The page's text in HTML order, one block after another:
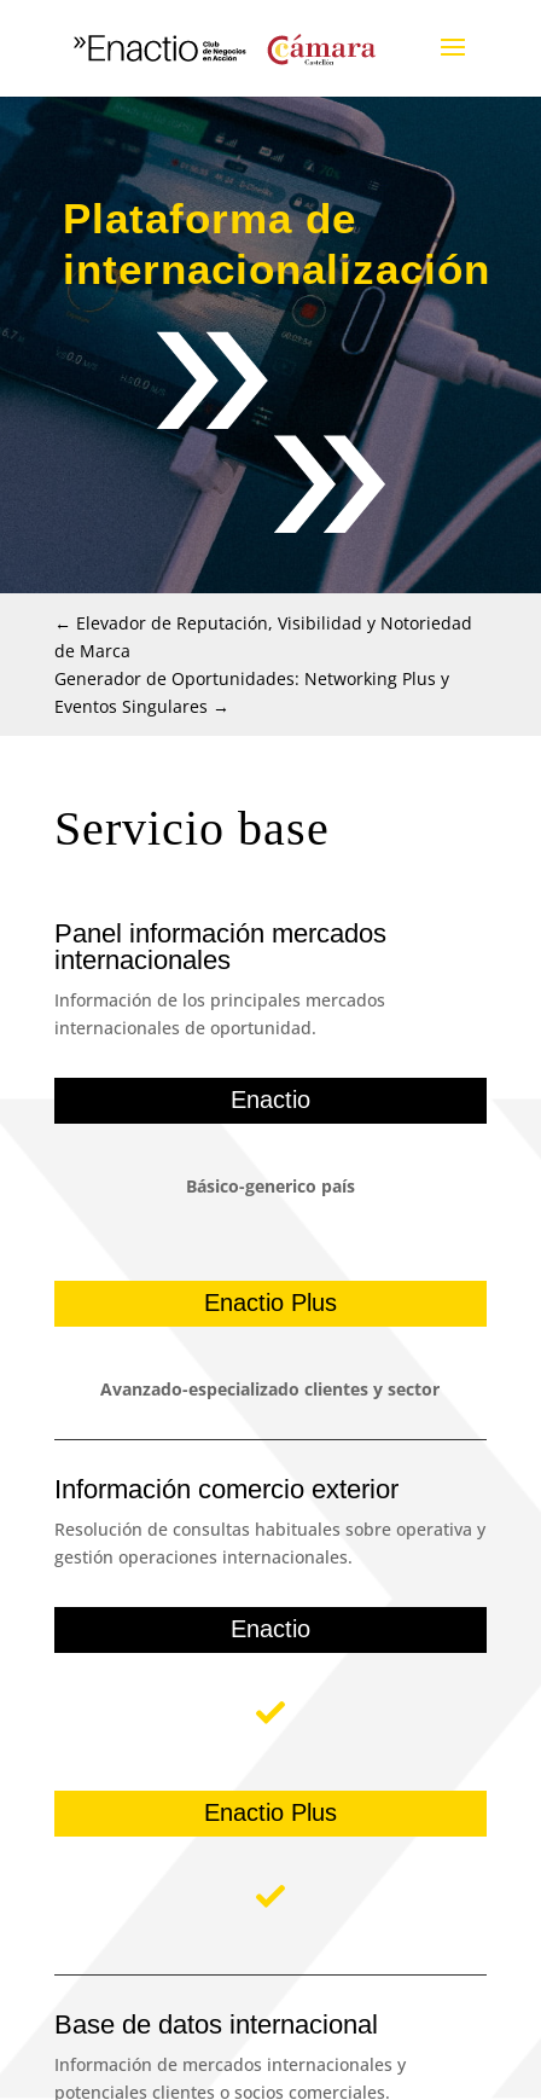
Plataforma de
internacionalización
← Elevador de Reputación, Visibilidad y Notoriedad
de Marca
Generador de Oportunidades: Networking Plus y
Eventos Singulares →
Servicio base
Panel información mercados
internacionales
Información de los principales mercados
internacionales de oportunidad.
Enactio
Básico-generico país
Enactio Plus
Avanzado-especializado clientes y sector
Información comercio exterior
Resolución de consultas habituales sobre operativa y
gestión operaciones internacionales.
Enactio
Enactio Plus
Base de datos internacional
Información de mercados internacionales y
potenciales clientes o socios comerciales.